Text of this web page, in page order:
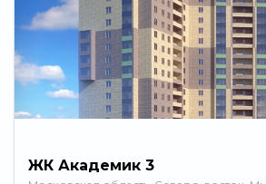
ЖК Академик 3